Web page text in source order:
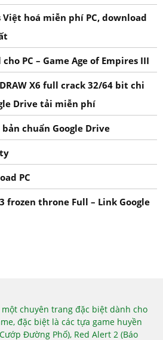
Việt hoá miễn phí PC, download
PC – Game Age of Empires III
X6 full crack 32/64 bit chi
Drive tải miễn phí
chuẩn Google Drive
PC
frozen throne Full – Link Google
chuyên trang đặc biệt dành cho
đặc biệt là các tựa game huyền
Đường Phố), Red Alert 2 (Báo